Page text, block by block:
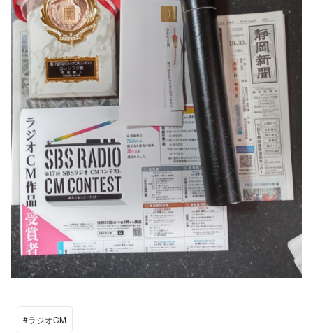
#ラジオCM